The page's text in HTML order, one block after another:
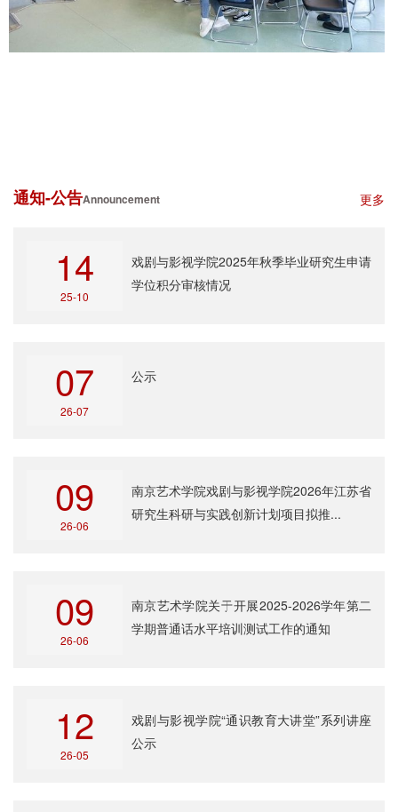
通知-公告Announcement 更多
14
25-10
戏剧与影视学院2025年秋季毕业研究生申请
学位积分审核情况
07
26-07
公示
09
26-06
南京艺术学院戏剧与影视学院2026年江苏省
研究生科研与实践创新计划项目拟推...
09
26-06
南京艺术学院关于开展2025-2026学年第二
学期普通话水平培训测试工作的通知
12
26-05
戏剧与影视学院“通识教育大讲堂”系列讲座
公示